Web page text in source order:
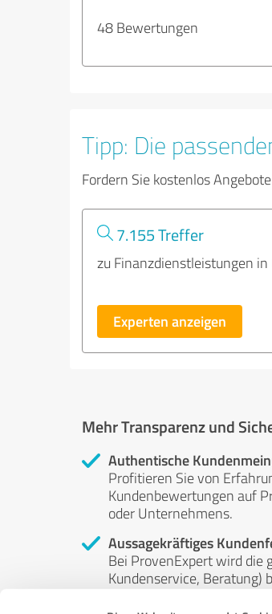
48 Bewertungen
Tipp: Die
Fordern Sie kostenlos
7.155 Treffer
zu Finanzdienstleistungen
Experten anzeigen
Mehr Transparenz und
Authentische
Profitieren Sie von
Kundenbewertungen auf
oder Unternehmens.
Aussagekräftiges
Bei ProvenExpert wird die
Kundenservice, Beratung)